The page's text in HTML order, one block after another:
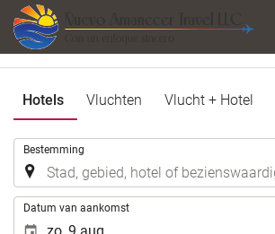
Hotels Vluchten Vlucht + Hotel
Bestemming
Datum van aankomst